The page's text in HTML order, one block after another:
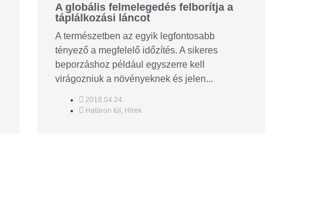
A globális felmelegedés felborítja a
táplálkozási láncot
A természetben az egyik legfontosabb
tényező a megfelelő időzítés. A sikeres
beporzáshoz például egyszerre kell
virágozniuk a növényeknek és jelen...
2018.04.24.
Határon túl , Hírek